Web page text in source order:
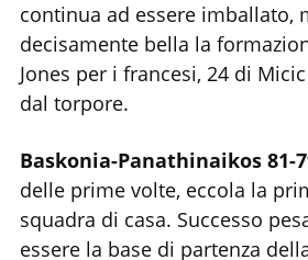
continua ad essere imballato,
decisamente bella la
Jones per i francesi, 24 di
dal torpore.
Baskonia-Panathinaikos 81-
delle prime volte, eccola la
squadra di casa. Successo
essere la base di partenza